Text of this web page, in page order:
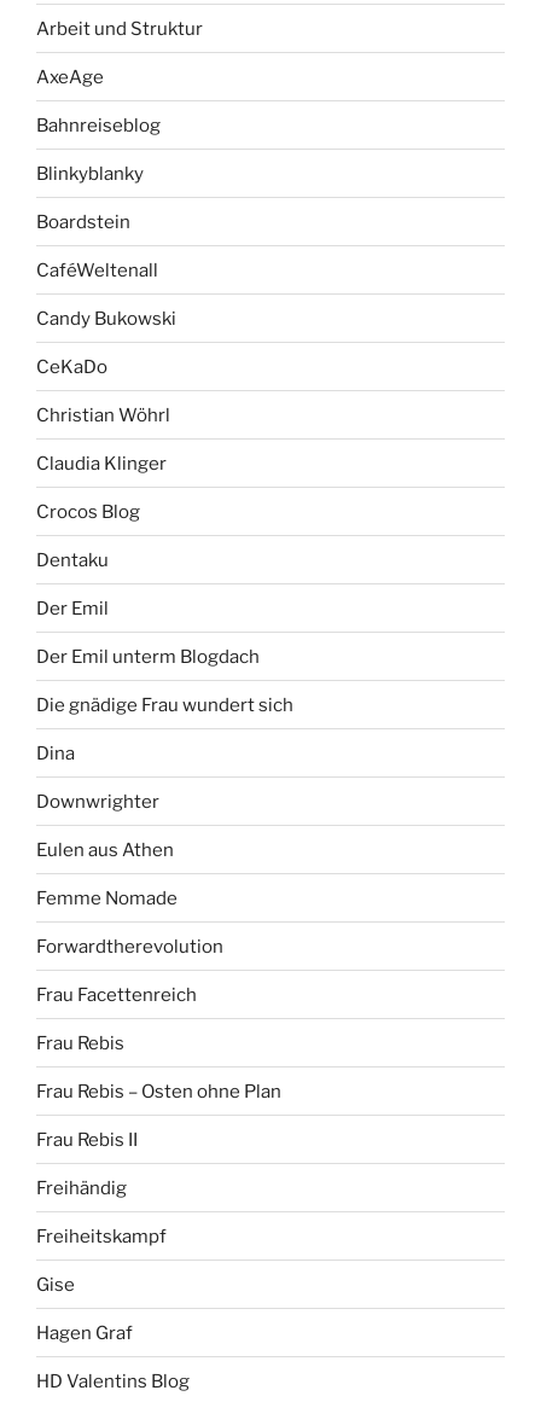
Arbeit und Struktur
AxeAge
Bahnreiseblog
Blinkyblanky
Boardstein
CaféWeltenall
Candy Bukowski
CeKaDo
Christian Wöhrl
Claudia Klinger
Crocos Blog
Dentaku
Der Emil
Der Emil unterm Blogdach
Die gnädige Frau wundert sich
Dina
Downwrighter
Eulen aus Athen
Femme Nomade
Forwardtherevolution
Frau Facettenreich
Frau Rebis
Frau Rebis – Osten ohne Plan
Frau Rebis II
Freihändig
Freiheitskampf
Gise
Hagen Graf
HD Valentins Blog